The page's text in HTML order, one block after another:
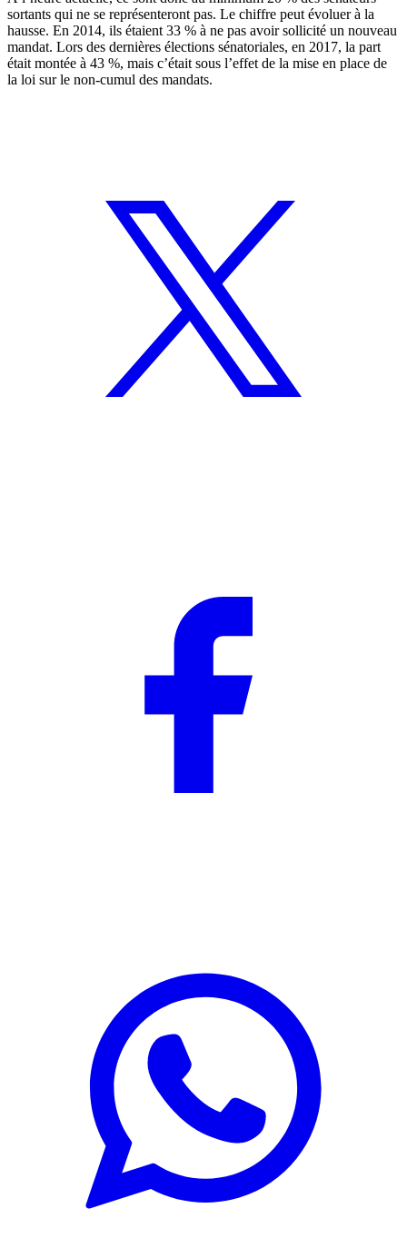
sortants qui ne se représenteront pas. Le chiffre peut évoluer à la
hausse. En 2014, ils étaient 33 % à ne pas avoir sollicité un nouveau
mandat. Lors des dernières élections sénatoriales, en 2017, la part
était montée à 43 %, mais c’était sous l’effet de la mise en place de
la loi sur le non-cumul des mandats.